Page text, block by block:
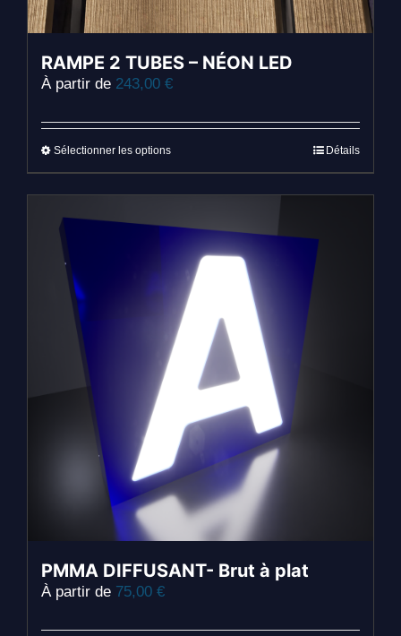
RAMPE 2 TUBES – NÉON LED
À partir de 243,00 €
Sélectionner les optionsCe
produit
a
variations.
options
peuvent
être
choisies
sur
page
produit
Détails
PMMA DIFFUSANT- Brut à plat
À partir de 75,00 €